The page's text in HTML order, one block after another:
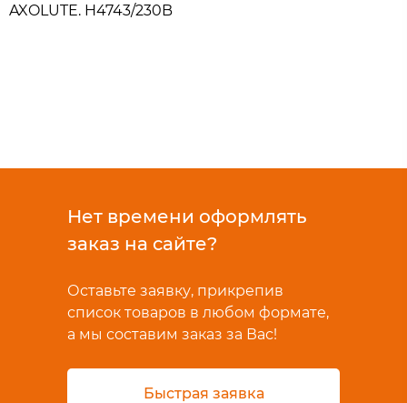
AXOLUTE. H4743/230B
Нет времени оформлять
заказ на сайте?
Оставьте заявку, прикрепив
список товаров в любом формате,
а мы составим заказ за Вас!
Быстрая заявка